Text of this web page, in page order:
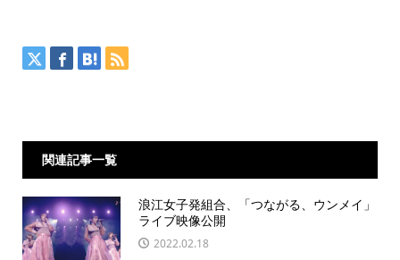
関連記事一覧
浪江女子発組合、「つながる、ウンメイ」
ライブ映像公開
2022.02.18